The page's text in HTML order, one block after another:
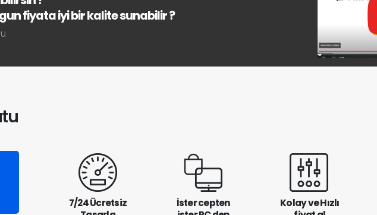
fiyata iyi bir kalite sunabilir ?
7/24 Ücretsiz
İster cepten
Kolay ve Hızlı